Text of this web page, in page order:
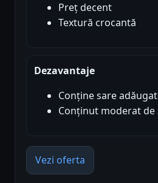
Preț decent
Textură crocantă
Dezavantaje
Conține sare
Conținut moderat de
Vezi oferta